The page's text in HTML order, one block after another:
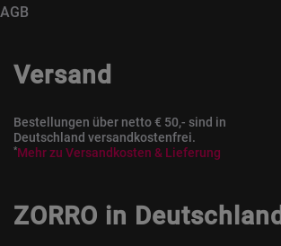
AGB
Versand
Bestellungen über netto € 50,- sind in
Deutschland versandkostenfrei.
*Mehr zu Versandkosten & Lieferung
ZORRO in Deutschland